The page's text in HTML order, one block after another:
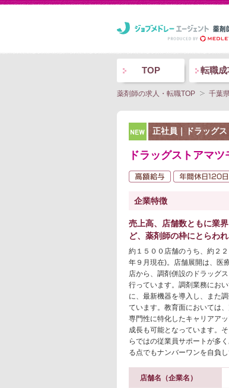
TOP 転職成
薬剤師の求人・転職TOP 千葉
NEW
正社員｜ドラッグス
ドラッグストアマ
企業特徴
売上高、店舗数ともに業
ど、薬剤師の枠にとらわ
約１５００店舗のうち、約２
年９月現在)。店舗展開は、医
店から、調剤併設のドラッグ
行っています。調剤業務にお
に、最新機器を導入し、また
ています。教育面においては
専門性に特化したキャリアア
成長も可能となっています。
らではの従業員サポートが多
る点でもナンバーワンを自負し
店舗名（企業名）